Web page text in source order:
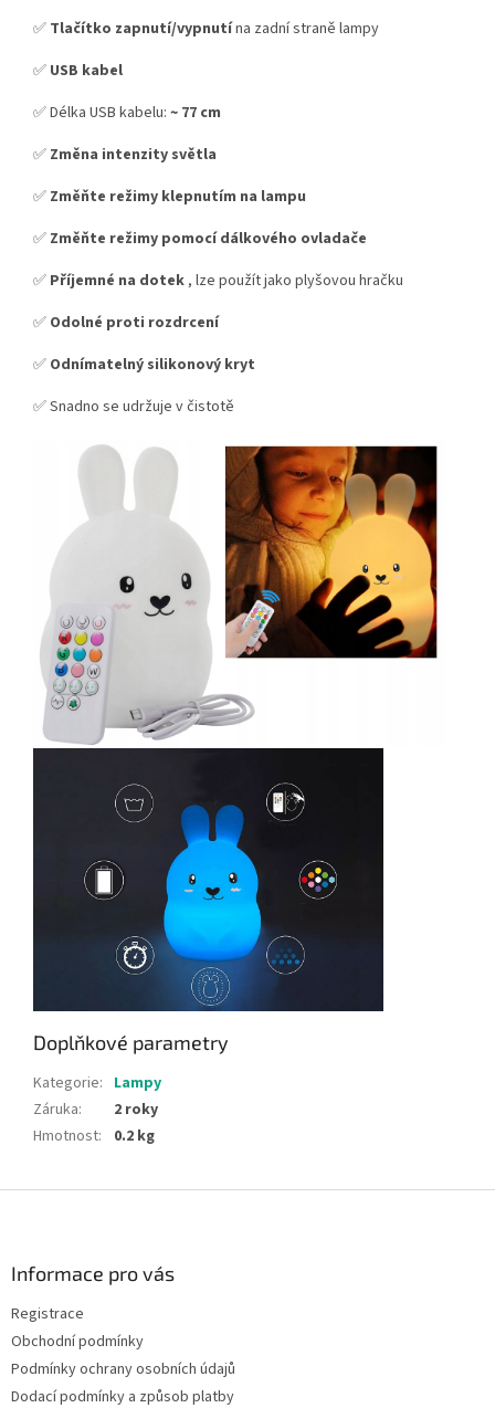
✅ Tlačítko zapnutí/vypnutína zadní straně lampy
✅ USB kabel
✅ Délka USB kabelu: ~ 77 cm
✅ Změna intenzity světla
✅ Změňte režimy klepnutím na lampu
✅ Změňte režimy pomocí dálkového ovladače
✅ Příjemné na dotek, lze použít jako plyšovou hračku
✅ Odolné proti rozdrcení
✅ Odnímatelný silikonový kryt
✅ Snadno se udržuje v čistotě
Doplňkové parametry
Kategorie: Lampy
Záruka:
2 roky
Hmotnost: 0.2 kg
Informace pro vás
Registrace
Obchodní podmínky
Podmínky ochrany osobních údajů
Dodací podmínky a způsob platby